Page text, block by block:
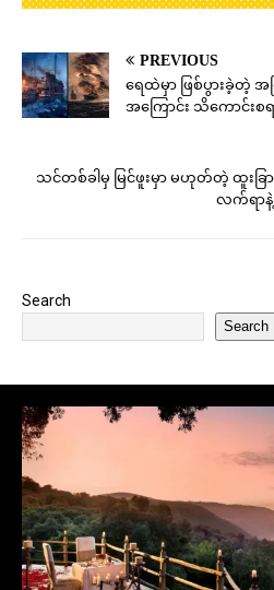
PREVIOUS
ရေထဲမှာ ဖြစ်ပွားခဲ့တဲ့ အ
အကြောင်း သိကောင်းစ
သင်တစ်ခါမှ မြင်ဖူးမှာ မဟုတ်တဲ့ ထူးခ
လက်ရာ
Search
Search